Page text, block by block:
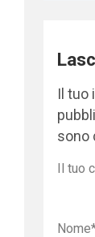
Il tuo
sono